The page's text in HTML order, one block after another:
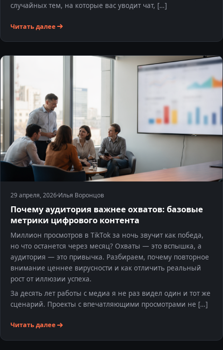
случайных тем, на которые вас уводит чат, […]
Читать далее
29 апреля, 2026Илья Воронцов
Почему аудитория важнее охватов: базовые
метрики цифрового контента
Миллион просмотров в TikTok за ночь звучит как победа,
но что останется через месяц? Охваты — это вспышка, а
аудитория — это привычка. Разбираем, почему повторное
внимание ценнее вирусности и как отличить реальный
рост от иллюзии успеха.
За десять лет работы с медиа я не раз видел один и тот же
сценарий. Проекты с впечатляющими просмотрами не […]
Читать далее